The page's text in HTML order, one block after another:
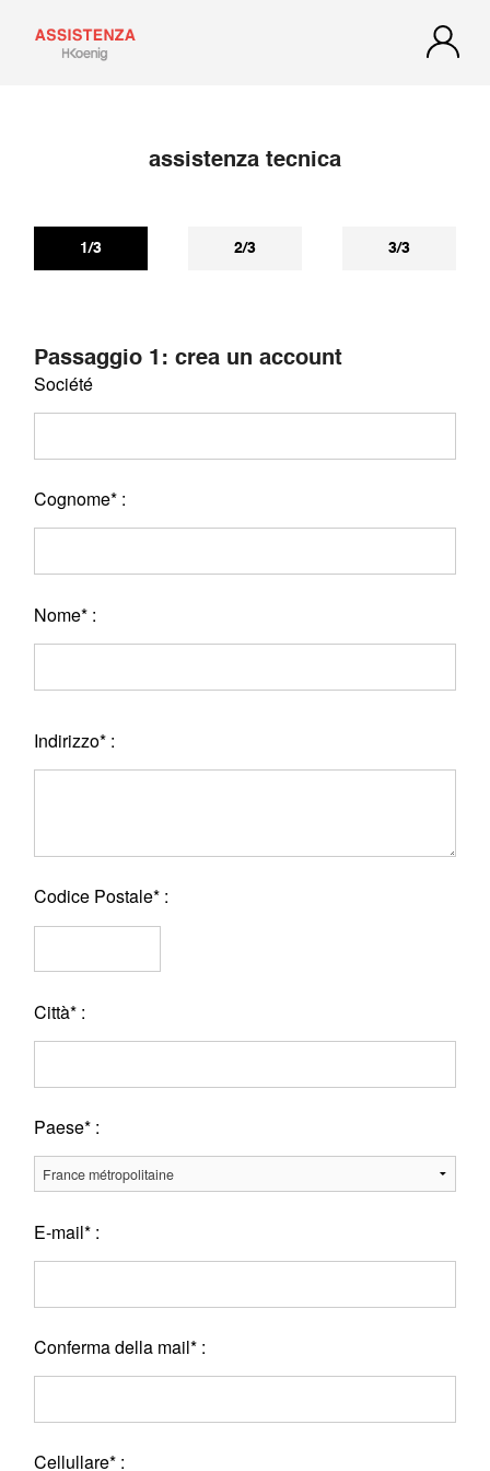
assistenza tecnica
1/3 2/3 3/3
Passaggio 1: crea un account
Société
Cognome* :
Nome* :
Indirizzo* :
Codice Postale* :
Città* :
Paese* :
E-mail* :
Conferma della mail* :
Cellullare* :